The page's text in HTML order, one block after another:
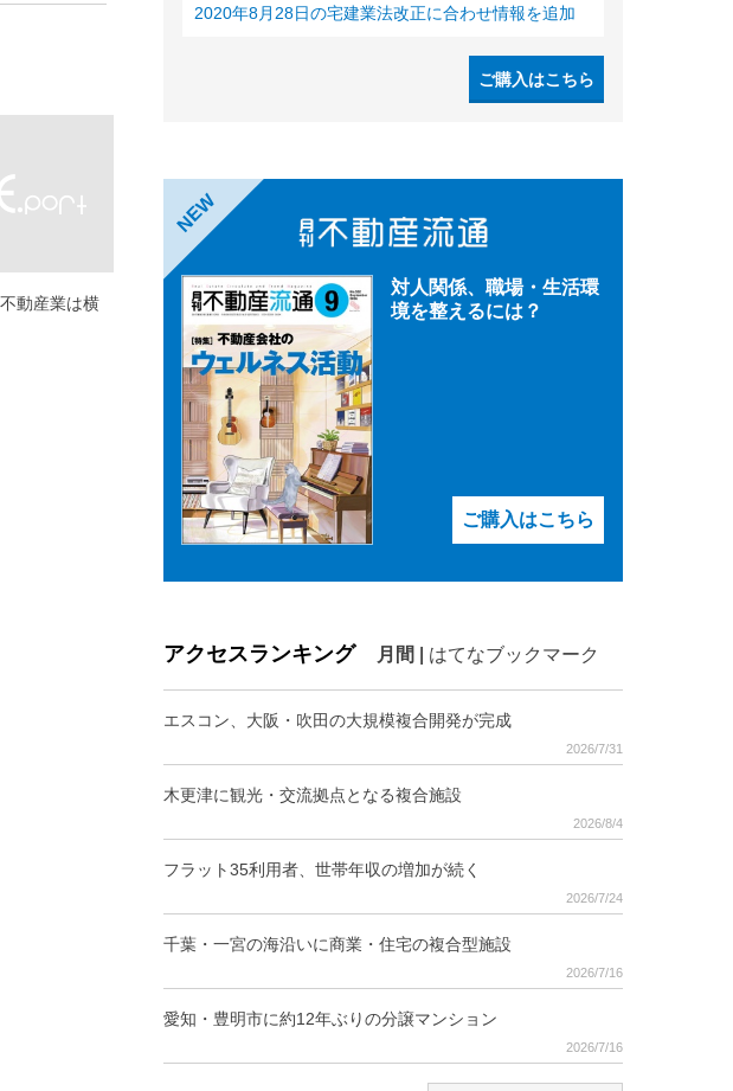
動産業は横
2020年8月28日の宅建業法改正に合わせ情報を追加
ご購入はこちら
NEW
対人関係、職場・生活環
境を整えるには？
ご購入はこちら
アクセスランキング 月間 はてなブックマーク
エスコン、大阪・吹田の大規模複合開発が完成
2026/7/31
木更津に観光・交流拠点となる複合施設
2026/8/4
フラット35利用者、世帯年収の増加が続く
2026/7/24
千葉・一宮の海沿いに商業・住宅の複合型施設
2026/7/16
愛知・豊明市に約12年ぶりの分譲マンション
2026/7/16